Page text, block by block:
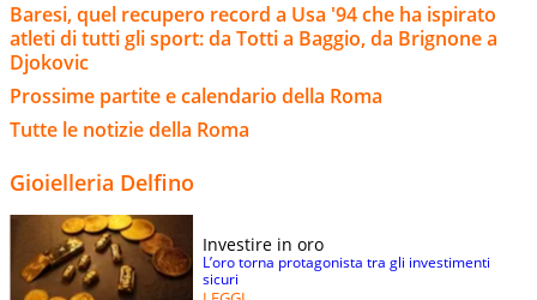
Baresi, quel recupero record a Usa '94 che ha ispirato
atleti di tutti gli sport: da Totti a Baggio, da Brignone a
Djokovic
Prossime partite e calendario della Roma
Tutte le notizie della Roma
Gioielleria Delfino
Investire in oro
L’oro torna protagonista tra gli investimenti
sicuri